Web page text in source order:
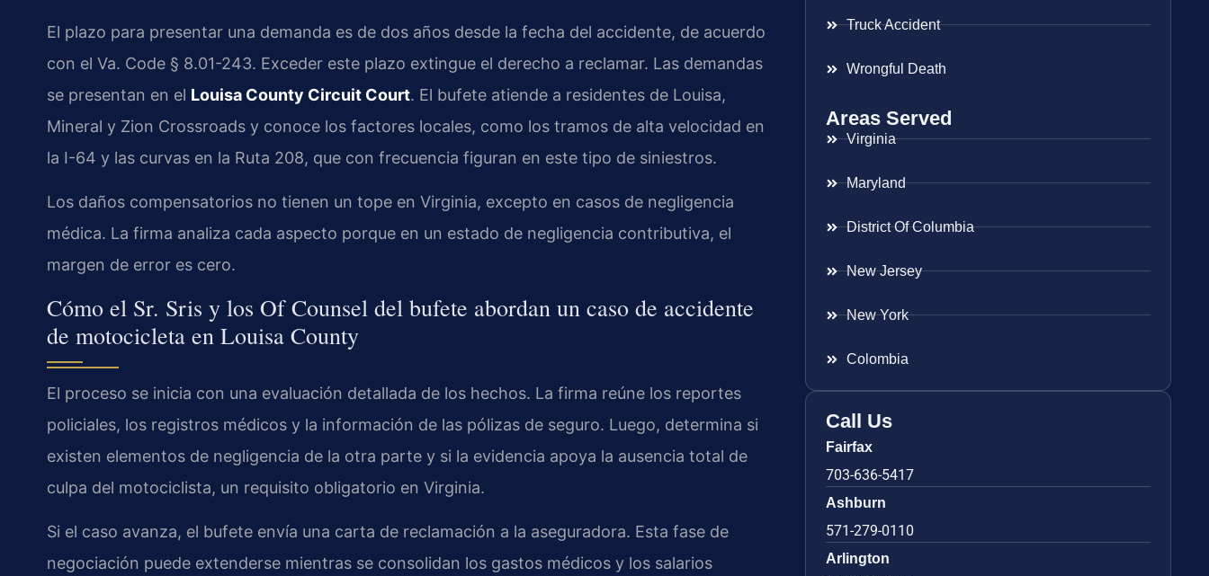
El plazo para presentar una demanda es de dos años desde la fecha del accidente, de acuerdo
con el Va. Code § 8.01-243. Exceder este plazo extingue el derecho a reclamar. Las demandas
se presentan en el Louisa County Circuit Court. El bufete atiende a residentes de Louisa,
Mineral y Zion Crossroads y conoce los factores locales, como los tramos de alta velocidad en
la I-64 y las curvas en la Ruta 208, que con frecuencia figuran en este tipo de siniestros.
Los daños compensatorios no tienen un tope en Virginia, excepto en casos de negligencia
médica. La firma analiza cada aspecto porque en un estado de negligencia contributiva, el
margen de error es cero.
Cómo el Sr. Sris y los Of Counsel del bufete abordan un caso de accidente
de motocicleta en Louisa County
El proceso se inicia con una evaluación detallada de los hechos. La firma reúne los reportes
policiales, los registros médicos y la información de las pólizas de seguro. Luego, determina si
existen elementos de negligencia de la otra parte y si la evidencia apoya la ausencia total de
culpa del motociclista, un requisito obligatorio en Virginia.
Si el caso avanza, el bufete envía una carta de reclamación a la aseguradora. Esta fase de
negociación puede extenderse mientras se consolidan los gastos médicos y los salarios
Truck Accident
Wrongful Death
Areas Served
Virginia
Maryland
District Of Columbia
New Jersey
New York
Colombia
Call Us
Fairfax
703-636-5417
Ashburn
571-279-0110
Arlington